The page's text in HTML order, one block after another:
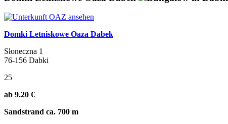
Domki Letniskowe Oaza Dabek
Słoneczna 1
76-156 Dabki
25
ab 9.20 €
Sandstrand ca. 700 m